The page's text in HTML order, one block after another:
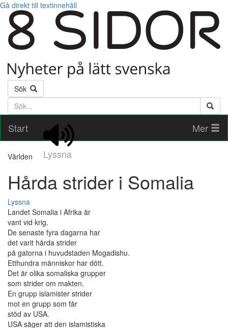
Gå direkt till textinnehåll
Sök
Söktext
Start
Lyssna
Mer
Världen
Hårda strider i Somalia
Lyssna
Landet Somalia i Afrika är
vant vid krig.
De senaste fyra dagarna har
det varit hårda strider
på gatorna i huvudstaden Mogadishu.
Etthundra människor har dött.
Det är olika somaliska grupper
som strider om makten.
En grupp islamister strider
mot en grupp som får
stöd av USA.
USA säger att den islamistiska